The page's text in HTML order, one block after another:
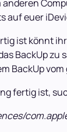
auf euer
ist könnt
BackUp zu
BackUp
fertig ist,